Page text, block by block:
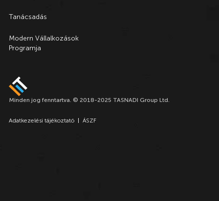
Minden jog fenntartva. © 2018-2025 TASNADI Group Ltd.
Adatkezelési tájékoztató ÁSZF
Tanácsadás
Modern Vállalkozások
Programja